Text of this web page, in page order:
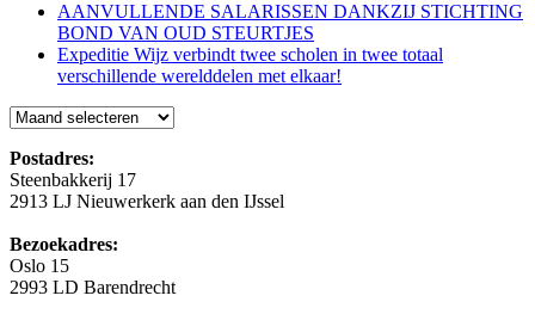
AANVULLENDE SALARISSEN DANKZIJ STICHTING
BOND VAN OUD STEURTJES
Expeditie Wijz verbindt twee scholen in twee totaal
verschillende werelddelen met elkaar!
Blog
Postadres:
Steenbakkerij 17
2913 LJ Nieuwerkerk aan den IJssel
Bezoekadres:
Oslo 15
2993 LD Barendrecht